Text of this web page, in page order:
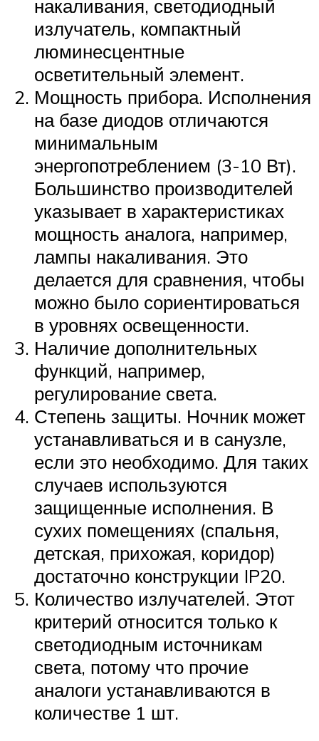
накаливания, светодиодный
излучатель, компактный
люминесцентные
осветительный элемент.
Мощность прибора. Исполнения
на базе диодов отличаются
минимальным
энергопотреблением (3-10 Вт).
Большинство производителей
указывает в характеристиках
мощность аналога, например,
лампы накаливания. Это
делается для сравнения, чтобы
можно было сориентироваться
в уровнях освещенности.
Наличие дополнительных
функций, например,
регулирование света.
Степень защиты. Ночник может
устанавливаться и в санузле,
если это необходимо. Для таких
случаев используются
защищенные исполнения. В
сухих помещениях (спальня,
детская, прихожая, коридор)
достаточно конструкции IP20.
Количество излучателей. Этот
критерий относится только к
светодиодным источникам
света, потому что прочие
аналоги устанавливаются в
количестве 1 шт.